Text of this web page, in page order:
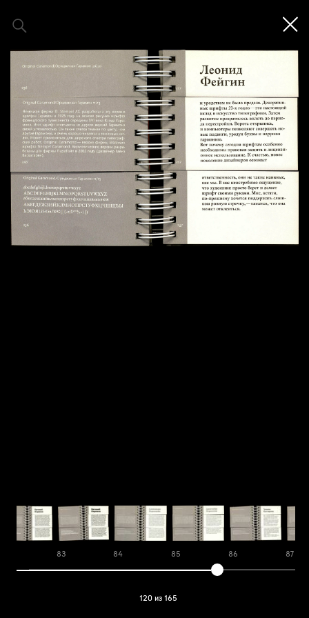
83 84 85 86 87
120 из 165